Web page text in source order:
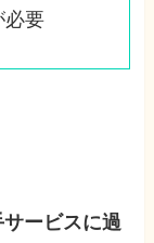
必要
ービスに過